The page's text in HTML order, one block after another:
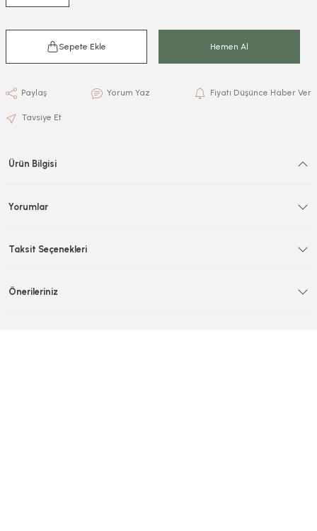
Sepete Ekle Hemen Al
Yorum Yaz Fiyatı Düşünce Haber Ver
Tavsiye Et
Paylaş
Ürün Bilgisi
Yorumlar
Taksit Seçenekleri
Önerileriniz